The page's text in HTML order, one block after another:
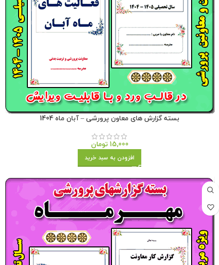
بسته گزارش های معاون پرورشی – آبان ماه 1404
15,000 تومان
افزودن به سبد خرید